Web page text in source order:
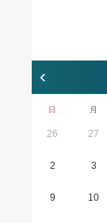
‹
日 月
26 27
2 3
9 10